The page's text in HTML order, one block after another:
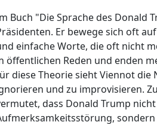
Buch "Die Sprache des Donald
Er bewege sich oft
einfache Worte, die oft nicht
öffentlichen Reden und enden
diese Theorie sieht Viennot die
und zu improvisieren.
dass Donald Trump